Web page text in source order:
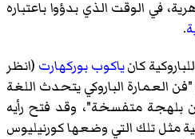
في الوقت الذي بدؤوا باعتباره
.
كانياكوب بوركهارت (انظر
إلى أن "فن العمارة الباروكي يتحدث اللغة
بلهجة متفسخة"، وقد فتح رأيه
مثل تلك التي وضعها كورنيليوس